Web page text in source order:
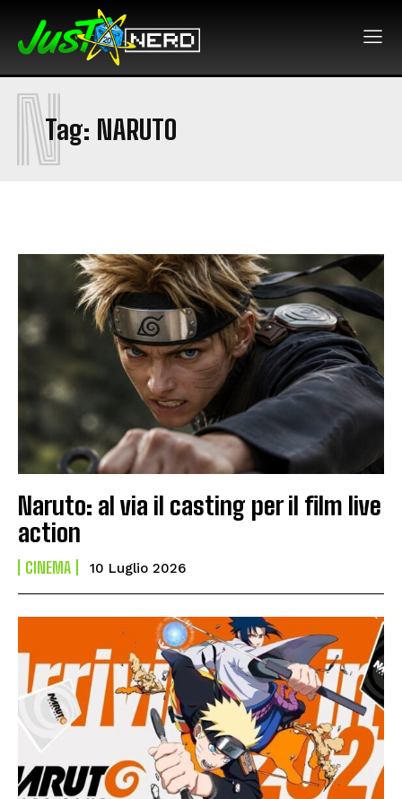
Tag: NARUTO
N
Naruto: al via il casting per il film live
action
CINEMA 10 Luglio 2026